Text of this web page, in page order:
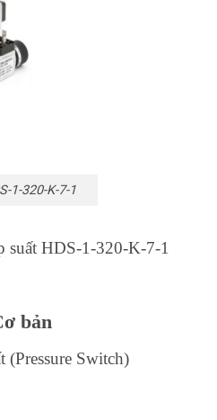
1-320-K-7-1
suất HDS-1-320-K-7-1
bản
(Pressure Switch)